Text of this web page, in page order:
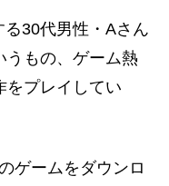
30代男性・Aさん
うもの、ゲーム熱
をプレイしてい
ゲームをダウンロ